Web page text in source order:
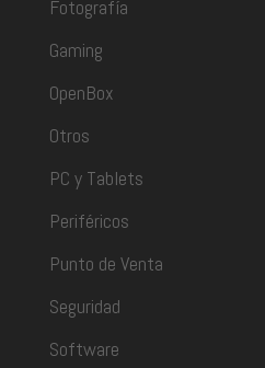
Fotografía
Gaming
OpenBox
Otros
PC y Tablets
Periféricos
Punto de Venta
Seguridad
Software